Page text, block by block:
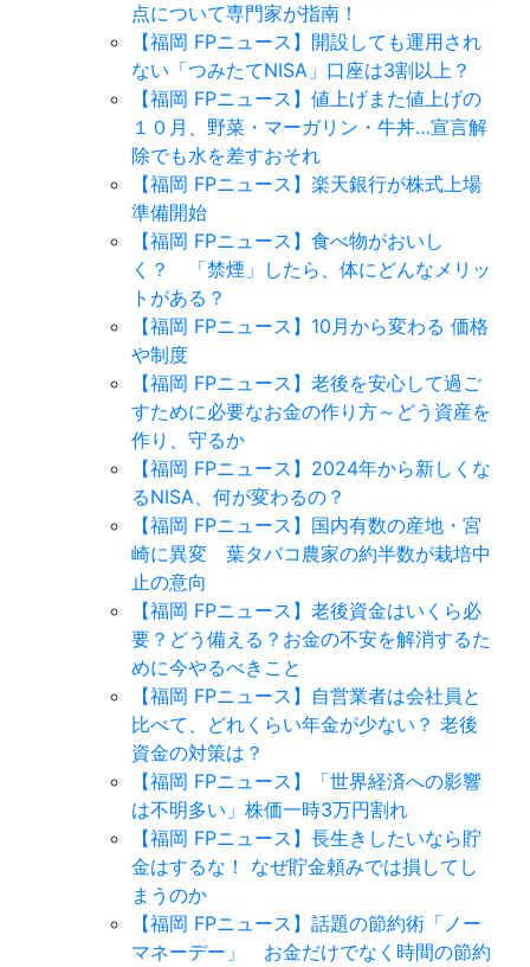
点について専門家が指南！
【福岡 FPニュース】開設しても運用され
ない「つみたてNISA」口座は3割以上？
【福岡 FPニュース】値上げまた値上げの
１０月、野菜・マーガリン・牛丼…宣言解
除でも水を差すおそれ
【福岡 FPニュース】楽天銀行が株式上場
準備開始
【福岡 FPニュース】食べ物がおいし
く？ 「禁煙」したら、体にどんなメリッ
トがある？
【福岡 FPニュース】10月から変わる 価格
や制度
【福岡 FPニュース】老後を安心して過ご
すために必要なお金の作り方～どう資産を
作り、守るか
【福岡 FPニュース】2024年から新しくな
るNISA、何が変わるの？
【福岡 FPニュース】国内有数の産地・宮
崎に異変 葉タバコ農家の約半数が栽培中
止の意向
【福岡 FPニュース】老後資金はいくら必
要？どう備える？お金の不安を解消するた
めに今やるべきこと
【福岡 FPニュース】自営業者は会社員と
比べて、どれくらい年金が少ない？ 老後
資金の対策は？
【福岡 FPニュース】「世界経済への影響
は不明多い」株価一時3万円割れ
【福岡 FPニュース】長生きしたいなら貯
金はするな！ なぜ貯金頼みでは損してし
まうのか
【福岡 FPニュース】話題の節約術「ノー
マネーデー」 お金だけでなく時間の節約